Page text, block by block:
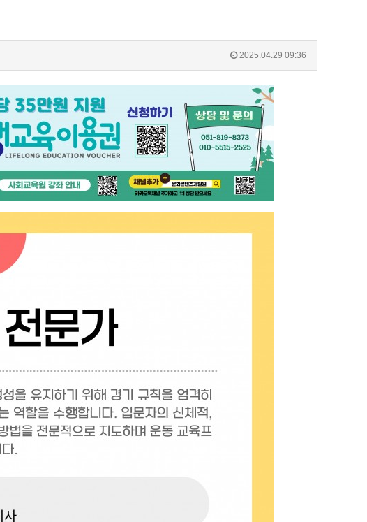
2025.04.29 09:36